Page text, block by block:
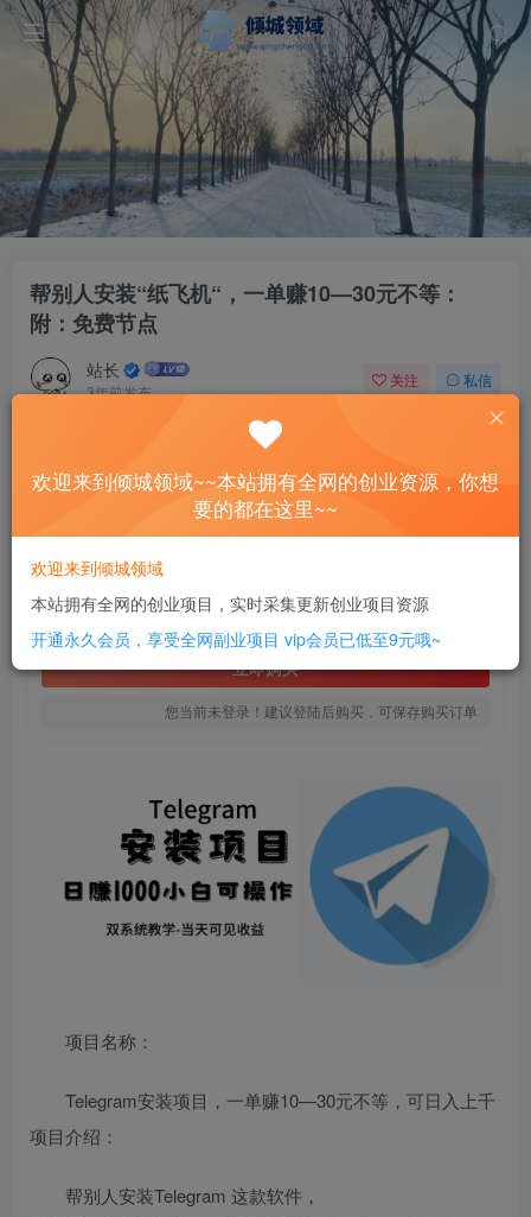
帮别人安装“纸飞机“，一单赚10—30元不等：
附：免费节点
站长
3年前发布
关注 私信
帮别人安装“纸飞机“，一单赚10—30元不等：附：免费节点
此内容为付费资源，请付费后查看
SVIP全站会员 免费
立即购买
您当前未登录！建议登陆后购买，可保存购买订单
项目名称：
Telegram安装项目，一单赚10—30元不等，可日入上千
项目介绍：
帮别人安装Telegram 这款软件，
欢迎来到倾城领域~~本站拥有全网的创业资源，你想
要的都在这里~~
欢迎来到倾城领域
本站拥有全网的创业项目，实时采集更新创业项目资源
开通永久会员，享受全网副业项目 vip会员已低至9元哦~